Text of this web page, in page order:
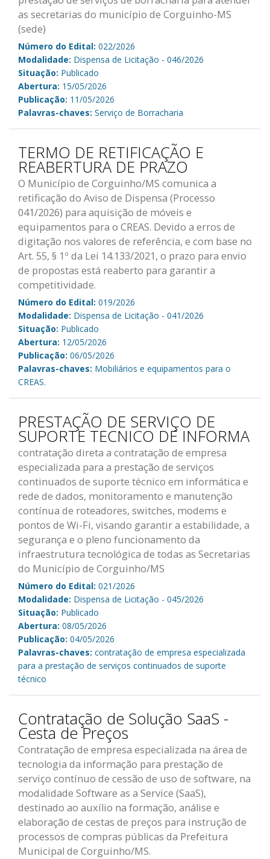
as secretarias do município de Corguinho-MS
(sede)
Número do Edital: 022/2026
Modalidade: Dispensa de Licitação - 046/2026
Situação: Publicado
Abertura: 15/05/2026
Publicação: 11/05/2026
Palavras-chaves: Serviço de Borracharia
TERMO DE RETIFICAÇÃO E
REABERTURA DE PRAZO
O Município de Corguinho/MS comunica a
retificação do Aviso de Dispensa (Processo
041/2026) para aquisição de móveis e
equipamentos para o CREAS. Devido a erros de
digitação nos valores de referência, e com base no
Art. 55, § 1º da Lei 14.133/2021, o prazo para envio
de propostas está reaberto para garantir a
competitividade.
Número do Edital: 019/2026
Modalidade: Dispensa de Licitação - 041/2026
Situação: Publicado
Abertura: 12/05/2026
Publicação: 06/05/2026
Palavras-chaves: Mobiliários e equipamentos para o
CREAS.
PRESTAÇÃO DE SERVIÇO DE
SUPORTE TECNICO DE INFORMA
contratação direta a contratação de empresa
especializada para a prestação de serviços
continuados de suporte técnico em informática e
rede de dados, monitoramento e manutenção
contínua de roteadores, switches, modems e
pontos de Wi-Fi, visando garantir a estabilidade, a
segurança e o pleno funcionamento da
infraestrutura tecnológica de todas as Secretarias
do Município de Corguinho/MS
Número do Edital: 021/2026
Modalidade: Dispensa de Licitação - 045/2026
Situação: Publicado
Abertura: 08/05/2026
Publicação: 04/05/2026
Palavras-chaves: contratação de empresa especializada
para a prestação de serviços continuados de suporte
técnico
Contratação de Solução SaaS -
Cesta de Preços
Contratação de empresa especializada na área de
tecnologia da informação para prestação de
serviço contínuo de cessão de uso de software, na
modalidade Software as a Service (SaaS),
destinado ao auxílio na formação, análise e
elaboração de cestas de preços para instrução de
processos de compras públicas da Prefeitura
Municipal de Corguinho/MS.